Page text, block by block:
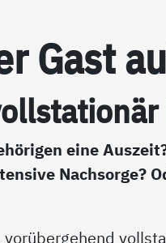
Gast
eine
Nachsorge?